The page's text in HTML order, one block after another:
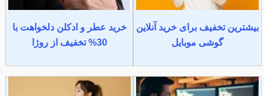
بیشترین تخفیف برای خرید آنلاین
گوشی موبایل
خرید عطر و ادکلن دلخواهت با
30% تخفیف از روژا